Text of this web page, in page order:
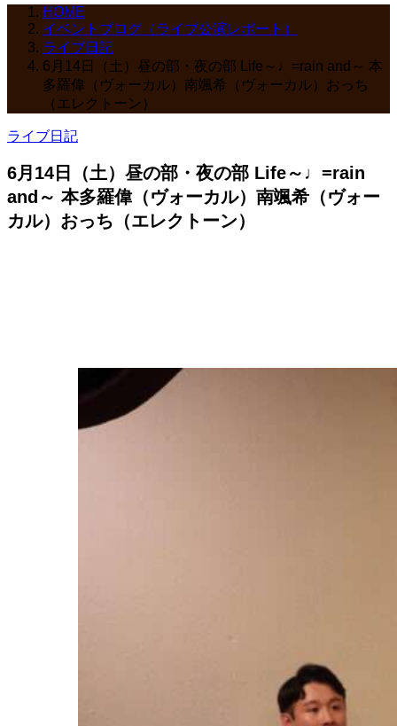
HOME
イベントブログ（ライブ公演レポート）
ライブ日記
6月14日（土）昼の部・夜の部 Life～♩=rain and～ 本
多羅偉（ヴォーカル）南颯希（ヴォーカル）おっち
（エレクトーン）
ライブ日記
6月14日（土）昼の部・夜の部 Life～♩=rain
and～ 本多羅偉（ヴォーカル）南颯希（ヴォー
カル）おっち（エレクトーン）